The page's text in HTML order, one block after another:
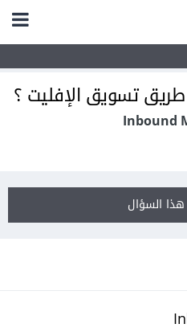
تسويق الإفليت ؟
السؤال